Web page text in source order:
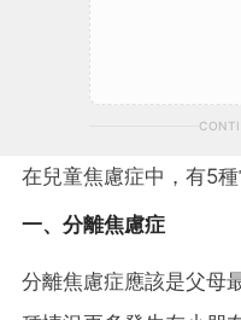
在兒童焦慮症中，有5種
一、分離焦慮症
分離焦慮症應該是父母